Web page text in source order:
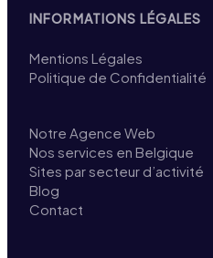
INFORMATIONS LÉGALES
Mentions Légales
Politique de Confidentialité
Notre Agence Web
Nos services en Belgique
Sites par secteur d’activité
Blog
Contact